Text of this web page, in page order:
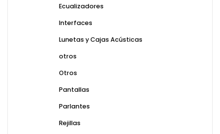
Ecualizadores
Interfaces
Lunetas y Cajas Acústicas
otros
Otros
Pantallas
Parlantes
Rejillas